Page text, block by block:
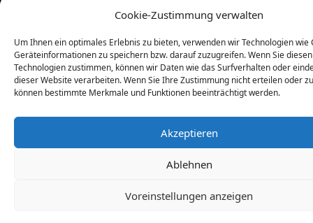
Cookie-Zustimmung verwalten
Um Ihnen ein optimales Erlebnis zu bieten, verwenden wir Technologien wie
Geräteinformationen zu speichern bzw. darauf zuzugreifen. Wenn Sie diesen
Technologien zustimmen, können wir Daten wie das Surfverhalten oder
dieser Website verarbeiten. Wenn Sie Ihre Zustimmung nicht erteilen oder
können bestimmte Merkmale und Funktionen beeinträchtigt werden.
Akzeptieren
Ablehnen
Voreinstellungen anzeigen
Kulturnetz Frankfurt e.V.